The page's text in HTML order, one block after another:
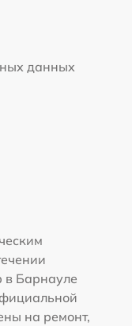
данных
в Барнауле
на ремонт,